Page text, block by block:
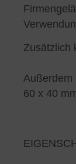
Zusätzlich
Außerdem
60 x 40